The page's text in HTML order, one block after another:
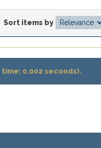
Sort items by
time: 0.002 seconds).